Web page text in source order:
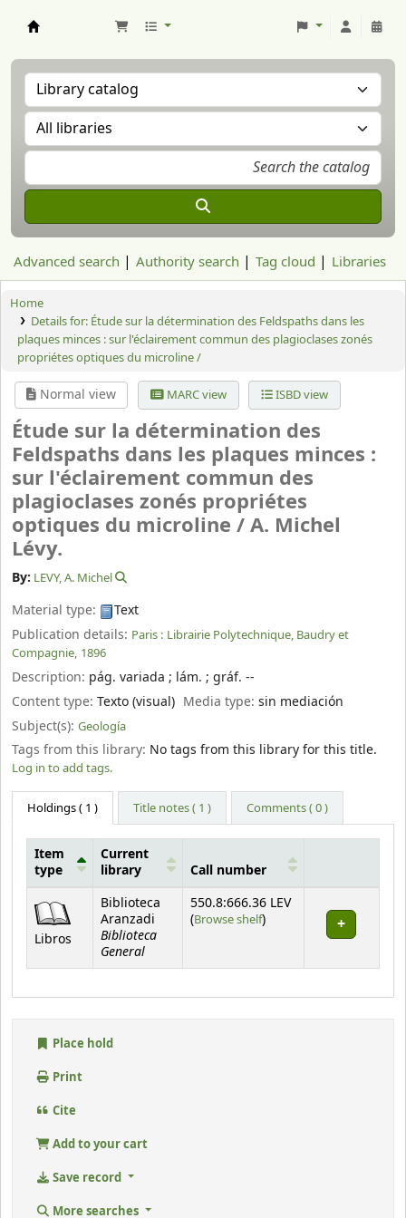
Advanced search Authority search Tag cloud Libraries
Home
Details for: Étude sur la détermination des Feldspaths dans les
plaques minces : sur l'éclairement commun des plagioclases zonés
propriétes optiques du microline /
Normal view MARC view ISBD view
Étude sur la détermination des
Feldspaths dans les plaques minces :
sur l'éclairement commun des
plagioclases zonés propriétes
optiques du microline /A. Michel
Lévy.
By: LEVY, A. Michel
Material type:
Text
Publication details: Paris : Librairie Polytechnique, Baudry et
Compagnie, 1896
Description: pág. variada ; lám. ; gráf. --
Content type: Texto (visual) Media type:sin mediación
Subject(s): Geología
Tags from this library: No tags from this library for this title.
Log in to add tags.
Holdings( 1 ) Title notes ( 1 ) Comments ( 0 )
Item
type
Current
library
Call number
Libros
Biblioteca
Aranzadi
Biblioteca
General
550.8:666.36 LEV
(Browse shelf(Opens below)
)
Place hold
Print
Cite
Add to your cart
Save record
More searches